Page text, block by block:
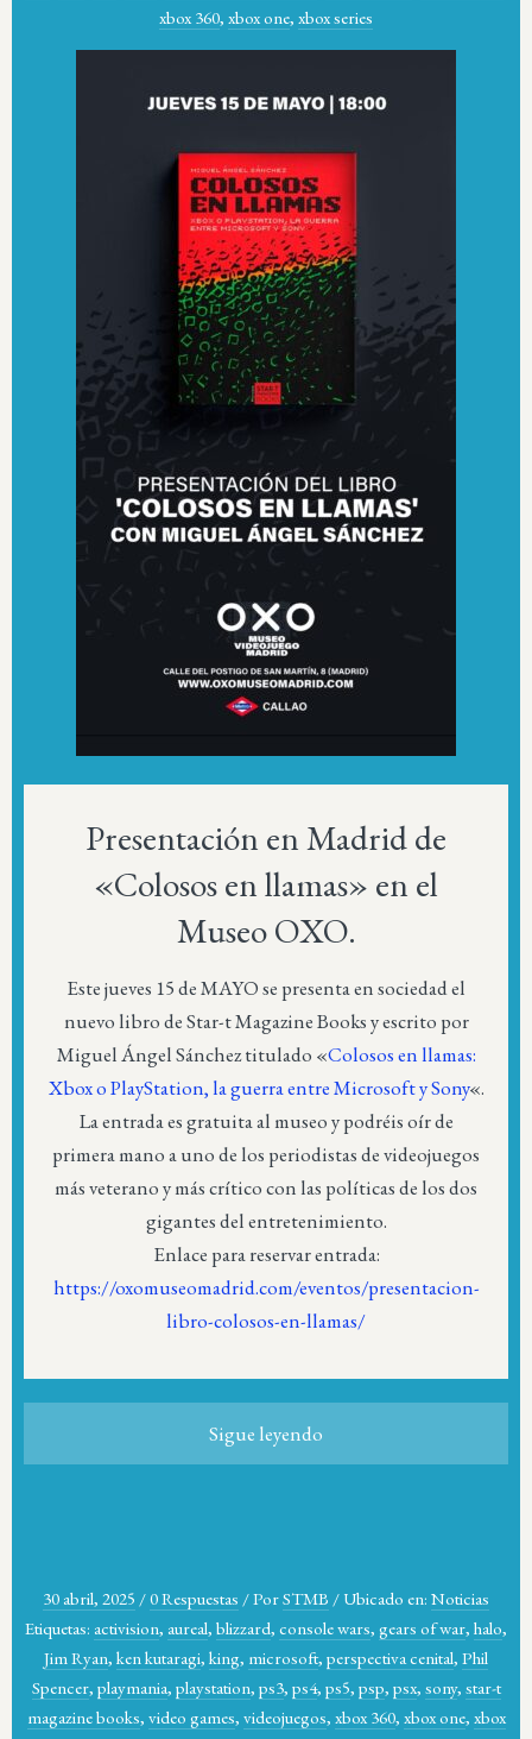
xbox 360, xbox one, xbox series
Presentación en Madrid de
«Colosos en llamas» en el
Museo OXO.
Este jueves 15 de MAYO se presenta en sociedad el
nuevo libro de Star-t Magazine Books y escrito por
Miguel Ángel Sánchez titulado «Colosos en llamas:
Xbox o PlayStation, la guerra entre Microsoft y Sony«.
La entrada es gratuita al museo y podréis oír de
primera mano a uno de los periodistas de videojuegos
más veterano y más crítico con las políticas de los dos
gigantes del entretenimiento.
Enlace para reservar entrada:
https://oxomuseomadrid.com/eventos/presentacion-
libro-colosos-en-llamas/
Sigue leyendo
30 abril, 2025 /0 Respuestas /PorSTMB / Ubicado en: Noticias
Etiquetas: activision, aureal, blizzard, console wars, gears of war, halo,
Jim Ryan, ken kutaragi, king, microsoft, perspectiva cenital, Phil
Spencer, playmania, playstation, ps3, ps4, ps5, psp, psx, sony, star-t
magazine books, video games, videojuegos, xbox 360, xbox one, xbox